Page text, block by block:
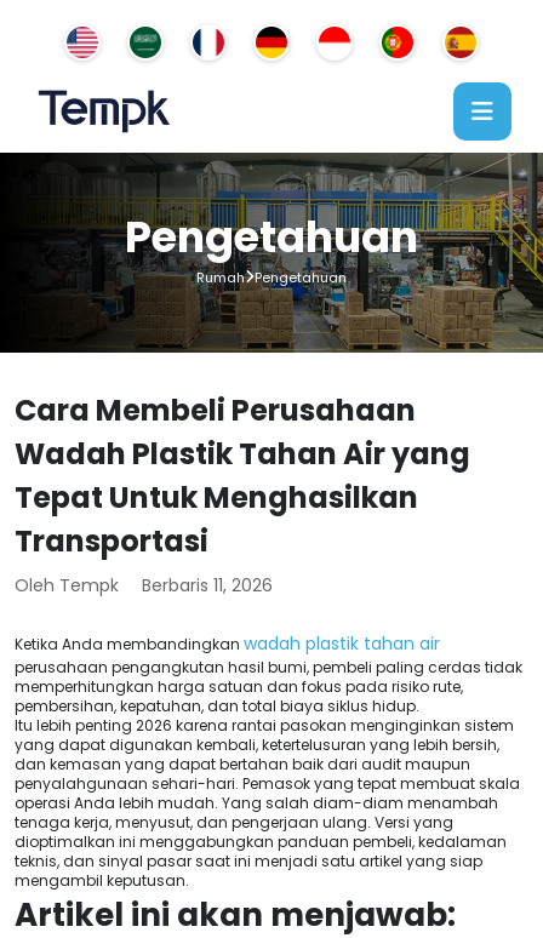
Pengetahuan
Rumah Pengetahuan
Cara Membeli Perusahaan
Wadah Plastik Tahan Air yang
Tepat Untuk Menghasilkan
Transportasi
Oleh Tempk Berbaris 11, 2026
Ketika Anda membandingkan wadah plastik tahan air
perusahaan pengangkutan hasil bumi, pembeli paling cerdas tidak
memperhitungkan harga satuan dan fokus pada risiko rute,
pembersihan, kepatuhan, dan total biaya siklus hidup.
Itu lebih penting 2026 karena rantai pasokan menginginkan sistem
yang dapat digunakan kembali, ketertelusuran yang lebih bersih,
dan kemasan yang dapat bertahan baik dari audit maupun
penyalahgunaan sehari-hari. Pemasok yang tepat membuat skala
operasi Anda lebih mudah. Yang salah diam-diam menambah
tenaga kerja, menyusut, dan pengerjaan ulang. Versi yang
dioptimalkan ini menggabungkan panduan pembeli, kedalaman
teknis, dan sinyal pasar saat ini menjadi satu artikel yang siap
mengambil keputusan.
Artikel ini akan menjawab: